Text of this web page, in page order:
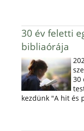
30 év feletti
bibliaórája
30
kezdünk "A hit és